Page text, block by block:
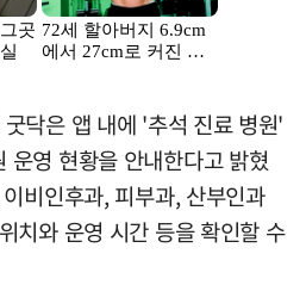
닥은 앱 내에 '추석 진료 병원'
운영 현황을 안내한다고 밝혔
비인후과, 피부과, 산부인과
치와 운영 시간 등을 확인할 수